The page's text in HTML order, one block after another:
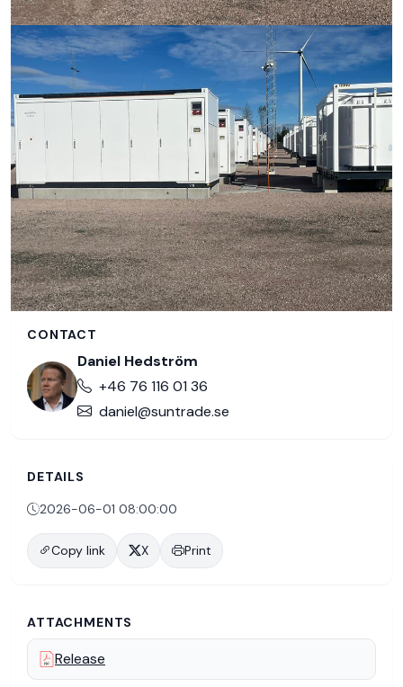
CONTACT
Daniel Hedström
+46 76 116 01 36
daniel@suntrade.se
DETAILS
2026-06-01 08:00:00
Copy link X Print
ATTACHMENTS
Release